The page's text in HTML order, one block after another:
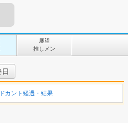
展望
推しメン
ドカント経過・結果
日